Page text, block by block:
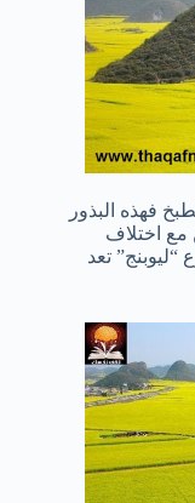
فهذه البذور
مع اختلاف
تعد